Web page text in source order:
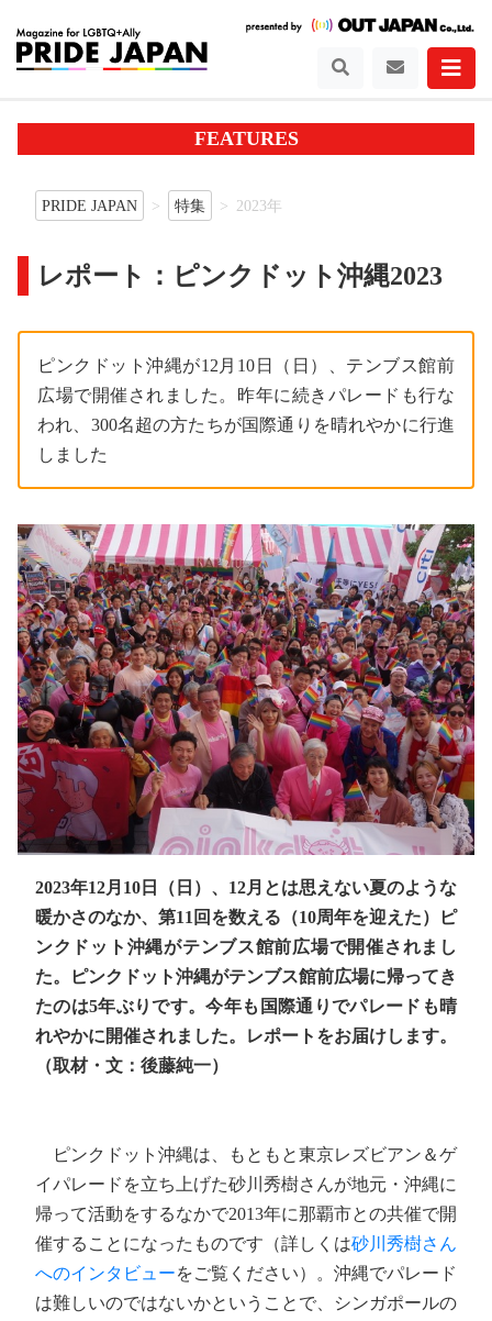
FEATURES
PRIDE JAPAN 特集 2023年
レポート：ピンクドット沖縄2023
ピンクドット沖縄が12月10日（日）、テンブス館前
広場で開催されました。昨年に続きパレードも行な
われ、300名超の方たちが国際通りを晴れやかに行進
しました
2023年12月10日（日）、12月とは思えない夏のような
暖かさのなか、第11回を数える（10周年を迎えた）ピ
ンクドット沖縄がテンブス館前広場で開催されまし
た。ピンクドット沖縄がテンブス館前広場に帰ってき
たのは5年ぶりです。今年も国際通りでパレードも晴
れやかに開催されました。レポートをお届けします。
（取材・文：後藤純一）
ピンクドット沖縄は、もともと東京レズビアン＆ゲ
イパレードを立ち上げた砂川秀樹さんが地元・沖縄に
帰って活動をするなかで2013年に那覇市との共催で開
催することになったものです（詳しくは砂川秀樹さん
へのインタビューをご覧ください）。沖縄でパレード
は難しいのではないかということで、シンガポールの